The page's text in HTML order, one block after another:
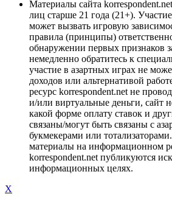
Материалы сайта
лиц старше 21 года (21+).
может вызвать игровую
правила (принципы)
обнаружении первых признаков
немедленно обратитесь к
участие в азартных играх не
доходов или альтернативой
ресурс korrespondent.net не
и/или виртуальные деньги, сайт
какой форме оплату ставок и
связаны/могут быть связаны с
букмекерами или
материалы на информационном
korrespondent.net публикуются
информационных целях.
X